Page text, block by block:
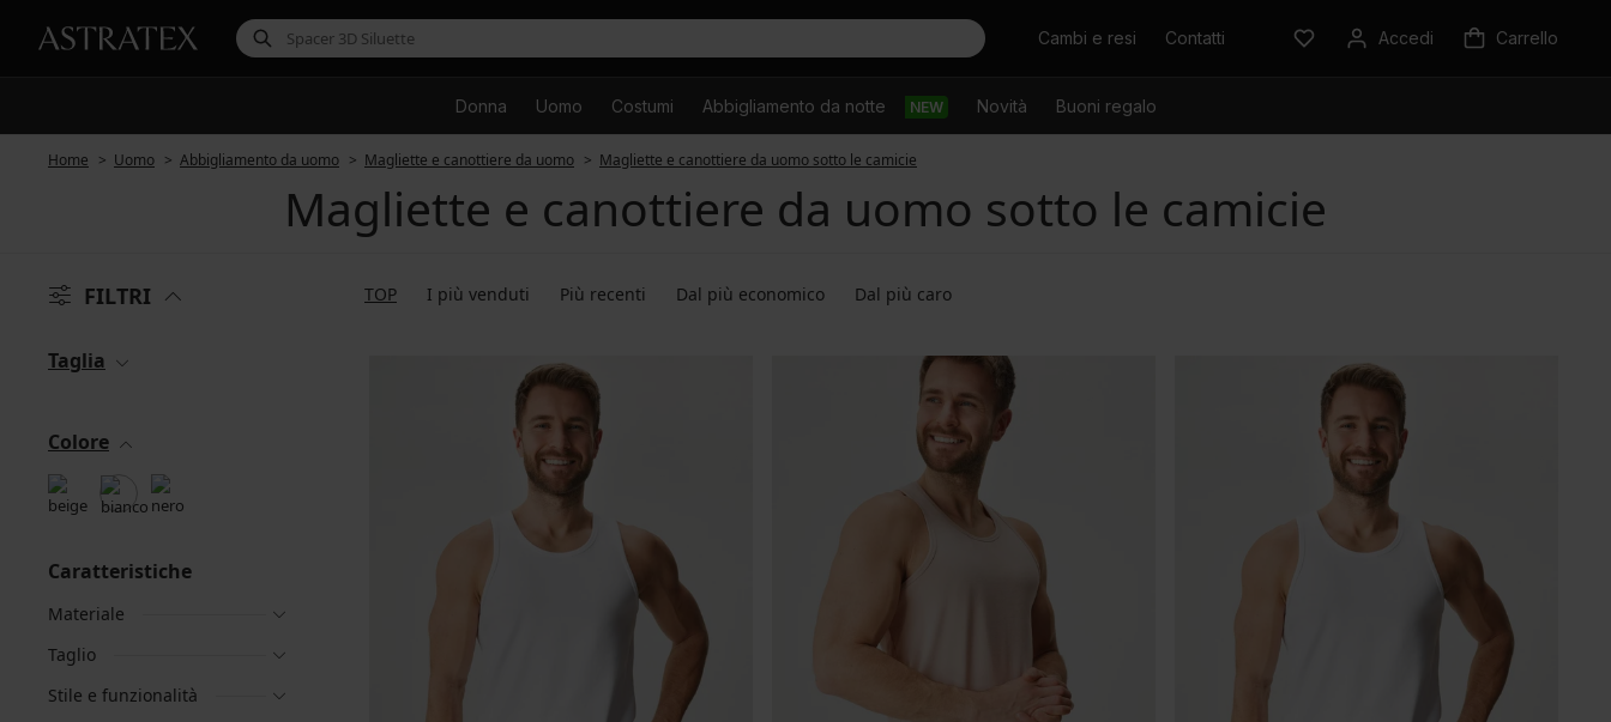
CercareCambi e resi Contatti Accedi Carrello
Donna Uomo Costumi Abbigliamento da notte NEW Novità Buoni regalo
Home Uomo Abbigliamento da uomo Magliette e canottiere da uomo Magliette e canottiere da uomo sotto le camicie
Magliette e canottiere da uomo sotto le camicie
FILTRI TOP I più venduti Più recenti Dal più economico Dal più caro
Taglia
Colore
Caratteristiche
Materiale
Taglio
Stile e funzionalità